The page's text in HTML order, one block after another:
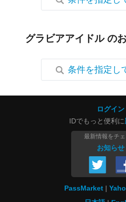
グラビアアイドル の
条件を指定し
ログイン
IDでもっと便利に
最新情報をチェ
お知らせ
PassMarket